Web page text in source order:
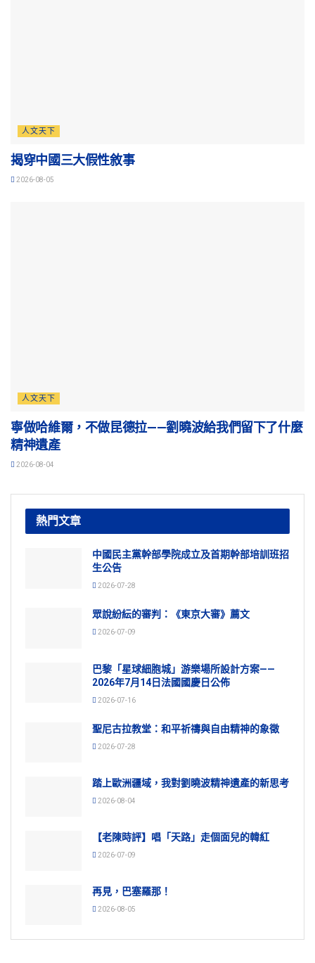
人文天下
揭穿中國三大假性敘事
2026-08-05
人文天下
寧做哈維爾，不做昆德拉——劉曉波給我們留下了什麼
精神遺產
2026-08-04
熱門文章
中國民主黨幹部學院成立及首期幹部培訓班招
生公告
2026-07-28
眾說紛紜的審判：《東京大審》薦文
2026-07-09
巴黎「星球細胞城」游樂場所設計方案——
2026年7月14日法國國慶日公佈
2026-07-16
聖尼古拉教堂：和平祈禱與自由精神的象徵
2026-07-28
踏上歐洲疆域，我對劉曉波精神遺產的新思考
2026-08-04
【老陳時評】唱「天路」走個面兒的韓紅
2026-07-09
再見，巴塞羅那！
2026-08-05